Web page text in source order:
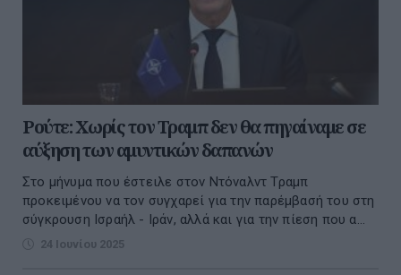
Ρούτε: Χωρίς τον Τραμπ δεν θα πηγαίναμε σε
αύξηση των αμυντικών δαπανών
Στο μήνυμα που έστειλε στον Ντόναλντ Τραμπ
προκειμένου να τον συγχαρεί για την παρέμβασή του στη
σύγκρουση Ισραήλ - Ιράν, αλλά και για την πίεση που α...
24 Ιουνίου 2025